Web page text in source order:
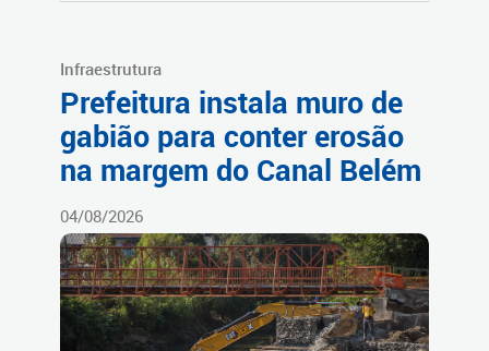
Infraestrutura
Prefeitura instala muro de
gabião para conter erosão
na margem do Canal Belém
04/08/2026